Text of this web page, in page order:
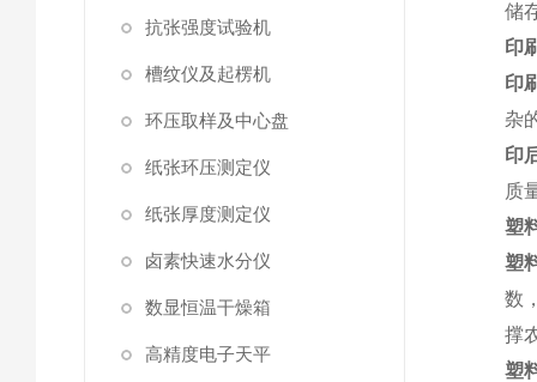
抗张强度试验机
槽纹仪及起楞机
环压取样及中心盘
纸张环压测定仪
纸张厚度测定仪
卤素快速水分仪
数显恒温干燥箱
高精度电子天平
储
印
印
杂
印
质
塑
塑
数
撑
塑